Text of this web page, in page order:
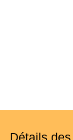
Détails